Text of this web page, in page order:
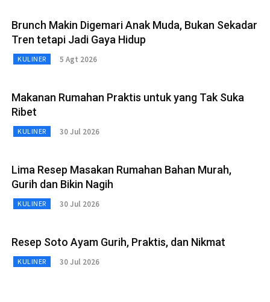
Brunch Makin Digemari Anak Muda, Bukan Sekadar
Tren tetapi Jadi Gaya Hidup
KULINER 5 Agt 2026
Makanan Rumahan Praktis untuk yang Tak Suka
Ribet
KULINER 30 Jul 2026
Lima Resep Masakan Rumahan Bahan Murah,
Gurih dan Bikin Nagih
KULINER 30 Jul 2026
Resep Soto Ayam Gurih, Praktis, dan Nikmat
KULINER 30 Jul 2026